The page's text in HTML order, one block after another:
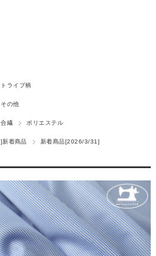
トライプ柄
その他
合繊 ポリエステル
着商品 新着商品[2026/3/31]